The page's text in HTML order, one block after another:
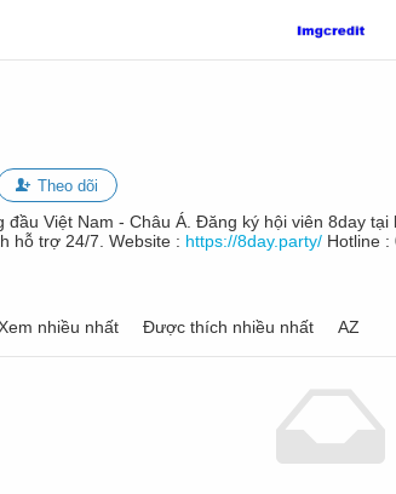
Theo dõi
Việt Nam - Châu Á. Đăng ký hội viên 8day tại
hỗ trợ 24/7. Website : https://8day.party/ Hotline :
nhiều nhất Được thích nhiều nhất AZ